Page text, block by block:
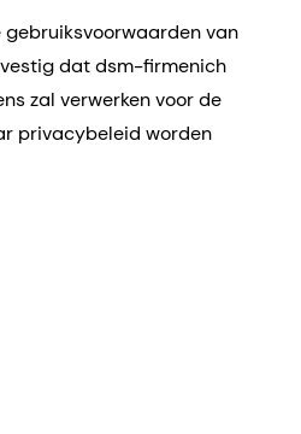
gebruiksvoorwaarden van
dat dsm-firmenich
zal verwerken voor de
privacybeleid worden